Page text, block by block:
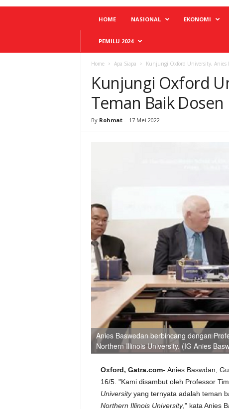
HOME NASIONAL EKONOMI
PEMILU 2024
Home Apa Siapa Kunjungi Oxford University, Anies
Kunjungi Oxford
Teman Baik
By Rohmat - 17 Mei 2022
Anies Baswedan berbincang dengan
Northern Illinois University. (IG Anies
Oxford, Gatra.com- Anies Baswdan,
16/5. "Kami disambut oleh Professor Tim
Universityyang ternyata adalah teman
Northern Illinois University," kata Anies